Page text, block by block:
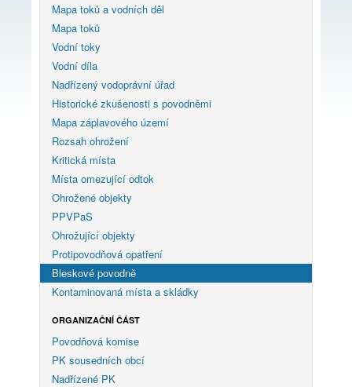
Mapa toků a vodních děl
Mapa toků
Vodní toky
Vodní díla
Nadřízený vodoprávní úřad
Historické zkušenosti s povodněmi
Mapa záplavového území
Rozsah ohrožení
Kritická místa
Místa omezující odtok
Ohrožené objekty
PPVPaS
Ohrožující objekty
Protipovodňová opatření
Bleskové povodně
Kontaminovaná místa a skládky
ORGANIZAČNÍ ČÁST
Povodňová komise
PK sousedních obcí
Nadřízené PK